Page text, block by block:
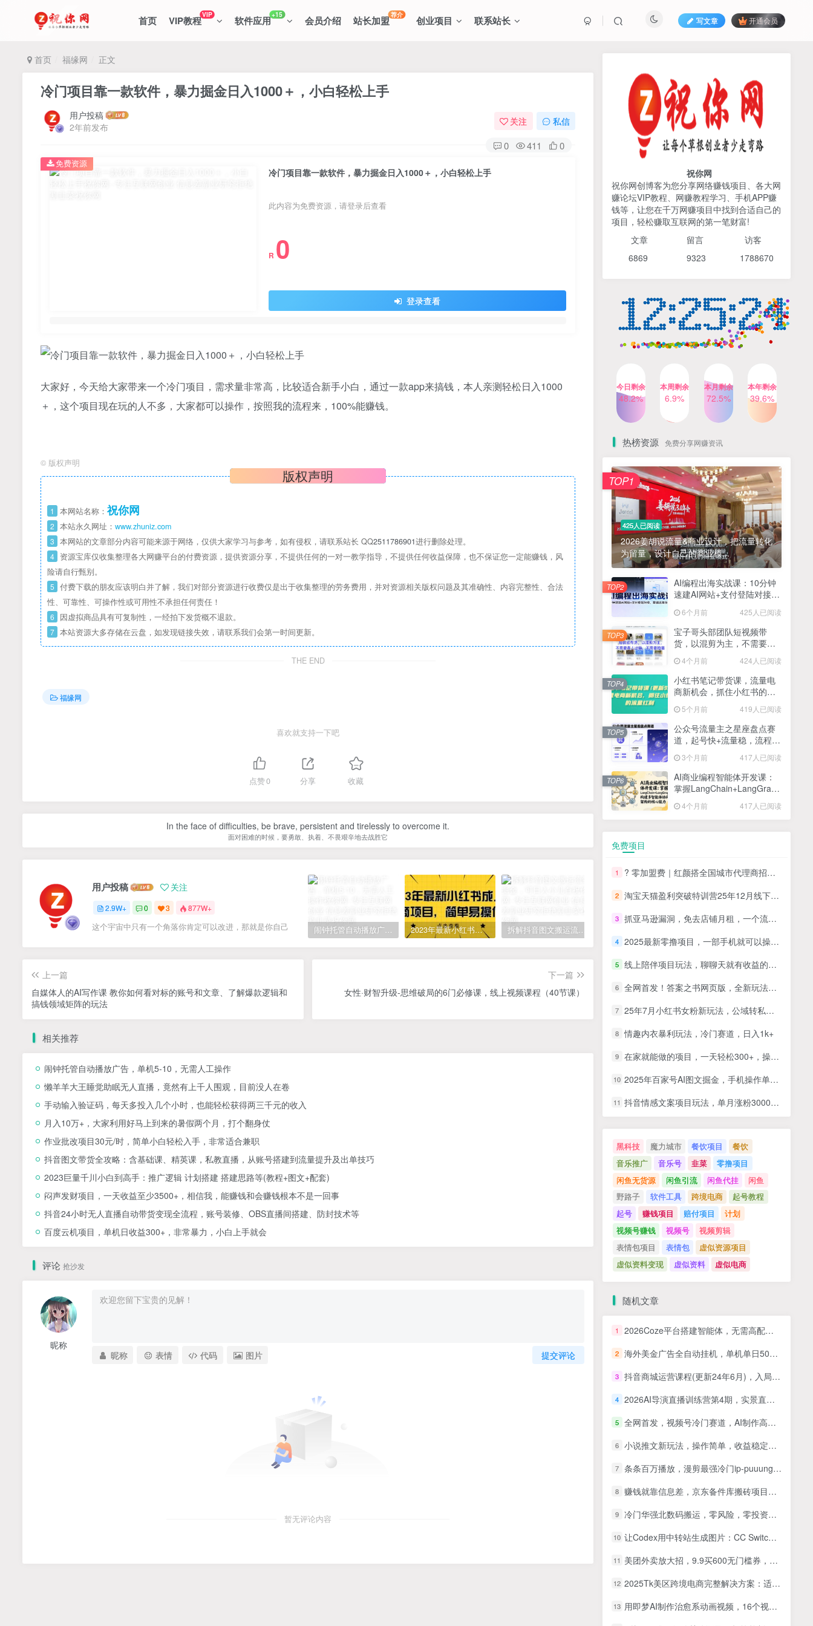
首页 VIP教程VIP 软件应用+15 会员介绍 站长加盟荐介 创业项目 联系站长 写文章 开通会员
首页 福缘网 正文
冷门项目靠一款软件，暴力掘金日入1000＋，小白轻松上手
用户投稿
2年前发布
关注 私信
0 411 0
冷门项目靠一款软件，暴力掘金日入1000＋，小白轻松上手
此内容为免费资源，请登录后查看
R 0
登录查看
免费资源
大家好，今天给大家带来一个冷门项目，需求量非常高，比较适合新手小白，通过一款app来搞钱，本人亲测轻松日入1000
＋，这个项目现在玩的人不多，大家都可以操作，按照我的流程来，100%能赚钱。
© 版权声明
版权声明
1 本网站名称： 祝你网
2 本站永久网址： www.zhuniz.com
3 本网站的文章部分内容可能来源于网络，仅供大家学习与参考，如有侵权，请联系站长 QQ2511786901进行删除处理。
4 资源宝库仅收集整理各大网赚平台的付费资源，提供资源分享，不提供任何的一对一教学指导，不提供任何收益保障，也不保证您一定能赚钱，风
险请自行甄别。
5 付费下载的朋友应该明白并了解，我们对部分资源进行收费仅是出于收集整理的劳务费用，并对资源相关版权问题及其准确性、内容完整性、合法
性、可靠性、可操作性或可用性不承担任何责任！
6 因虚拟商品具有可复制性，一经拍下发货概不退款。
7 本站资源大多存储在云盘，如发现链接失效，请联系我们会第一时间更新。
THE END
福缘网
喜欢就支持一下吧
点赞0 分享 收藏
In the face of difficulties, be brave, persistent and tirelessly to overcome it.
面对困难的时候，要勇敢、执着、不畏艰辛地去战胜它
用户投稿 关注
2.9W+ 0 3 877W+
这个宇宙中只有一个角落你肯定可以改进，那就是你自己 闹钟托管自动播放广告，单机5-10，无需人工操作 2023年最新小红书成人电商项目，简单易操作【详细教程】 拆解抖音图文搬运流量掘金，可日入小几百
上一篇
自媒体人的AI写作课 教你如何看对标的账号和文章、了解爆款逻辑和
搞钱领域矩阵的玩法
下一篇
女性·财智升级-思维破局的6门必修课，线上视频课程（40节课）
相关推荐
闹钟托管自动播放广告，单机5-10，无需人工操作
懒羊羊大王睡觉助眠无人直播，竟然有上千人围观，目前没人在卷
手动输入验证码，每天多投入几个小时，也能轻松获得两三千元的收入
月入10万+，大家利用好马上到来的暑假两个月，打个翻身仗
作业批改项目30元/时，简单小白轻松入手，非常适合兼职
抖音图文带货全攻略：含基础课、精英课，私教直播，从账号搭建到流量提升及出单技巧
2023巨量千川小白到高手：推广逻辑 计划搭建 搭建思路等(教程+图文+配套)
闷声发财项目，一天收益至少3500+，相信我，能赚钱和会赚钱根本不是一回事
抖音24小时无人直播自动带货变现全流程，账号装修、OBS直播间搭建、防封技术等
百度云机项目，单机日收益300+，非常暴力，小白上手就会
评论 抢沙发
昵称
提交评论
昵称 表情 代码 图片
暂无评论内容
425人已阅读
2026姜胡说流量&商业设计，把流量转化
为留量，设计自己的商业模...
TOP1
AI编程出海实战课：10分钟
速建AI网站+支付登陆对接，
掌握出海全流程
6个月前 425人已阅读
TOP2
货，以混剪为主，不需要真
小红书笔记带货课，流量电
商新机会，抓住小红书的流
量红利(更新26年2月)
5个月前 419人已阅读
TOP4
公众号流量主之星座盘点赛
TOP5
AI商业编程智能体开发课：
掌握LangChain+LangGraph
构建多智能体协同架构的核
417人已阅读
TOP6
1 ? 零加盟费｜红颜搭全国城市代理商招募正式启动！
淘宝天猫盈利突破特训营25年12月线下课，系统性的深度剖析电商企业经营之道，打造电商标准化运营体系
3 抓亚马逊漏洞，免去店铺月租，一个流量大竞争小，让你有机会成大卖的赛道
2025最新零撸项目，一部手机就可以操作，20秒一单，零投入纯薅羊毛，无门槛，一天200+【揭秘】
5 线上陪伴项目玩法，聊聊天就有收益的项目，一个月收益5000+
6 全网首发！答案之书网页版，全新玩法，搭配文档和网页，日入1k+零门槛小白首选副业
7 25年7月小红书女粉新玩法，公域转私域变现，日轻松变现2张+，5分钟简单复制好上手
8 情趣内衣暴利玩法，冷门赛道，日入1k+
9 在家就能做的项目，一天轻松300+，操作简单上手快
10 2025年百家号AI图文掘金，手机操作单号月入4-5位数，低门槛【附指令+工具】
抖音情感文案项目玩法，单月涨粉3000+，新手小白也能做
祝你网
祝你网创博客为您分享网络赚钱项目、各大网
赚论坛VIP教程、网赚教程学习、手机APP赚
钱等，让您在千万网赚项目中找到合适自己的
项目，轻松赚取互联网的第一笔财富!
文章 留言 访客
6869 9323 1788670
今日剩余
48.2%
本周剩余
6.9%
本月剩余
72.5%
本年剩余
39.6%
热榜资源 免费分享网赚资讯
425人已阅读
2026姜胡说流量&商业设计，把流量转化
为留量，设计自己的商业模...
TOP1
AI编程出海实战课：10分钟
速建AI网站+支付登陆对接，
6个月前 425人已阅读
TOP2
宝子哥头部团队短视频带
货，以混剪为主，不需要真
26年3月】
4个月前 424人已阅读
TOP3
小红书笔记带货课，流量电
商新机会，抓住小红书的流
5个月前 419人已阅读
TOP4
公众号流量主之星座盘点赛
道，起号快+流量稳，流程简
3个月前 417人已阅读
TOP5
AI商业编程智能体开发课：
掌握LangChain+LangGraph
心能力
4个月前 417人已阅读
TOP6
免费项目
1 ? 零加盟费｜红颜搭全国城市代理商招募正式启动！
2 淘宝天猫盈利突破特训营25年12月线下课，系统性的深度剖析电商企业经营之道，打造电商标准化运营体系
3 抓亚马逊漏洞，免去店铺月租，一个流量大竞争小，让你有机会成大卖的赛道
4 2025最新零撸项目，一部手机就可以操作，20秒一单，零投入纯薅羊毛，无门槛，一天200+【揭秘】
5 线上陪伴项目玩法，聊聊天就有收益的项目，一个月收益5000+
6 全网首发！答案之书网页版，全新玩法，搭配文档和网页，日入1k+零门槛小白首选副业
7 25年7月小红书女粉新玩法，公域转私域变现，日轻松变现2张+，5分钟简单复制好上手
8 情趣内衣暴利玩法，冷门赛道，日入1k+
9 在家就能做的项目，一天轻松300+，操作简单上手快
10 2025年百家号AI图文掘金，手机操作单号月入4-5位数，低门槛【附指令+工具】
11 抖音情感文案项目玩法，单月涨粉3000+，新手小白也能做
黑科技 魔力城市 餐饮项目
餐饮
音乐推广
音乐号 韭菜
零撸项目
闲鱼无货源
闲鱼引流 闲鱼代挂
闲鱼
野路子
软件工具 跨境电商
起号教程
起号
赚钱项目 赔付项目
计划
视频号赚钱
视频号
视频剪辑
表情包项目
表情包
虚似资源项目
虚似资料变现
虚似资料 虚似电商
随机文章
1 2026Coze平台搭建智能体，无需高配电脑、无需编程基础，哪怕数学和英文薄弱也能轻松上手
2 海外美金广告全自动挂机，单机单日500+可矩阵放大设备越多收益越大，新…
3 抖音商城运营课程(更新24年6月)，入局抖店必学课， 如何快速扫盲入局抖店
4 2026AI导演直播训练营第4期，实景直播教学AI分镜视听语言，广告短剧MV实战，解决人物画面崩坏痛点
5 全网首发，视频号冷门赛道，AI制作高质量原创作品，新人小白友好，轻松日入1000+
6 小说推文新玩法，操作简单，收益稳定，日入1000+
7 条条百万播放，漫剪最强冷门ip-puuung1，手机全流程，小白轻松学会！
8 赚钱就靠信息差，京东备件库搬砖项目详细视频教程来了，一单纯利200起,…
9 冷门华强北数码搬运，零风险，零投资，一天十分钟月入1W+【揭秘】
10 让Codex用中转站生成图片：CC Switch配置、画图能力检测与全局Skill教程
11 美团外卖放大招，9.9买600无门槛券，可以薅羊毛自用，可以推广挣佣金
12 2025Tk美区跨境电商完整解决方案：适合希望快速入局美区电商的从业者学习
13 用即梦AI制作治愈系动画视频，16个视频涨粉13W，保守日入5张